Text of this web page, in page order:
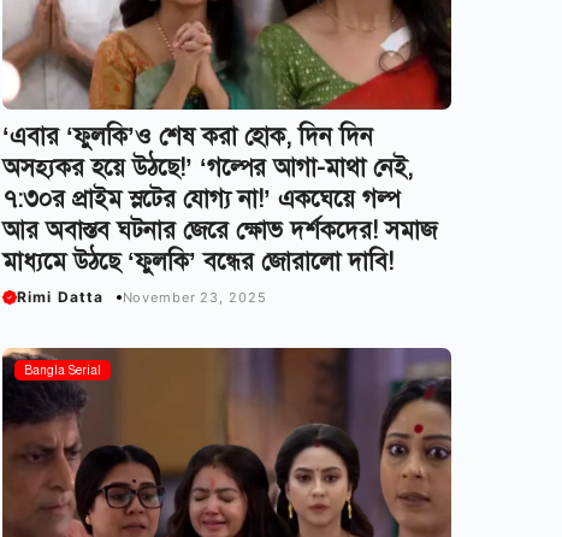
‘এবার ‘ফুলকি’ও শেষ করা হোক, দিন দিন
অসহ্যকর হয়ে উঠছে!’ ‘গল্পের আগা-মাথা নেই,
৭:৩০র প্রাইম স্লটের যোগ্য না!’ একঘেয়ে গল্প
আর অবাস্তব ঘটনার জেরে ক্ষোভ দর্শকদের! সমাজ
মাধ্যমে উঠছে ‘ফুলকি’ বন্ধের জোরালো দাবি!
Rimi Datta November 23, 2025
Bangla Serial